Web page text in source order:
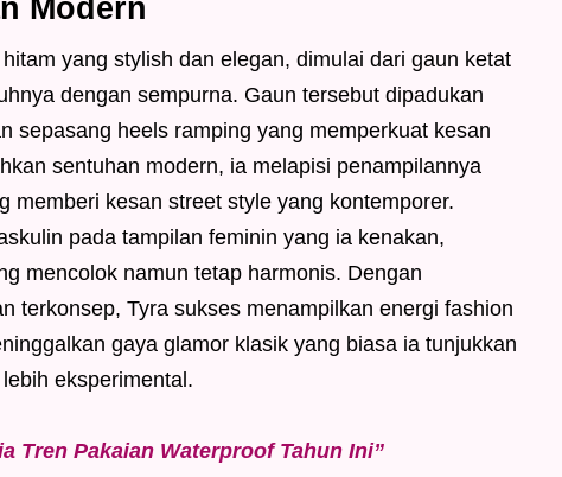
Modern
yang stylish dan elegan, dimulai dari gaun ketat
dengan sempurna. Gaun tersebut dipadukan
sepasang heels ramping yang memperkuat kesan
sentuhan modern, ia melapisi penampilannya
memberi kesan street style yang kontemporer.
pada tampilan feminin yang ia kenakan,
mencolok namun tetap harmonis. Dengan
terkonsep, Tyra sukses menampilkan energi fashion
gaya glamor klasik yang biasa ia tunjukkan
eksperimental.
Tren Pakaian Waterproof Tahun Ini”